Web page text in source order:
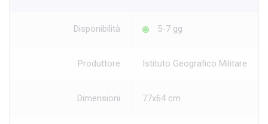
Disponibilità 5-7 gg
Produttore Istituto Geografico Militare
Dimensioni 77x64 cm